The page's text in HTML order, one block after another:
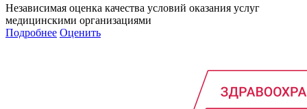
Независимая оценка качества условий оказания услуг
медицинскими организациями
Подробнее Оценить